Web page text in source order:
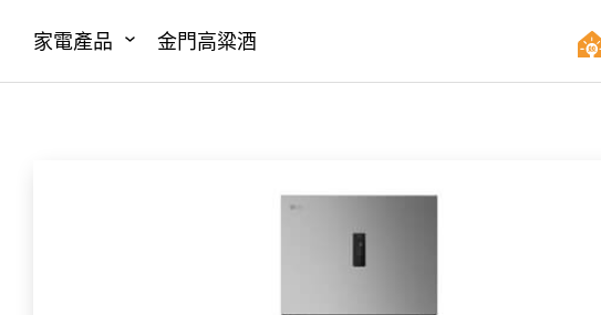
家電產品 金門高粱酒